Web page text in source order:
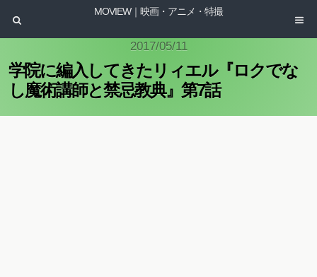
MOVIEW｜映画・アニメ・特撮
2017/05/11
学院に編入してきたリィエル『ロクでな
し魔術講師と禁忌教典』第7話